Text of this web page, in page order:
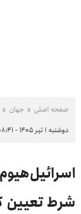
صفحه اصلی جهان
دوشنبه ۱ تیر ۱۴۰۵ - ۰۸:۴۱
شرط تعیین